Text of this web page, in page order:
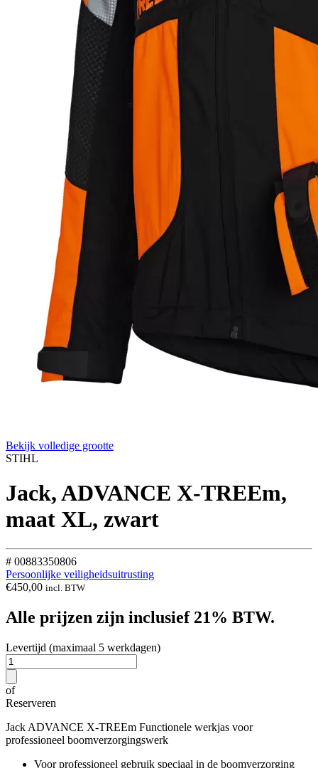
Bekijk volledige grootte
STIHL
Jack, ADVANCE X-TREEm,
maat XL, zwart
# 00883350806
Persoonlijke veiligheidsuitrusting
€450,00 incl. BTW
Alle prijzen zijn inclusief 21% BTW.
Levertijd (maximaal 5 werkdagen)
of
Reserveren
Jack ADVANCE X-TREEm Functionele werkjas voor
professioneel boomverzorgingswerk
Voor professioneel gebruik speciaal in de boomverzorging